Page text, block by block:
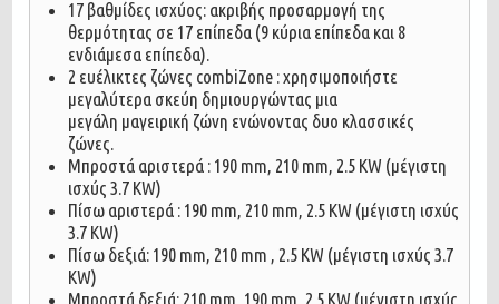
17 βαθμίδες ισχύος: ακριβής προσαρμογή της
θερμότητας σε 17 επίπεδα (9 κύρια επίπεδα και 8
ενδιάμεσα επίπεδα).
2 ευέλικτες ζώνες combiZone : χρησιμοποιήστε
μεγαλύτερα σκεύη δημιουργώντας μια
μεγάλη μαγειρική ζώνη ενώνοντας δυο κλασσικές
ζώνες.
Μπροστά αριστερά : 190 mm, 210 mm, 2.5 ΚW (μέγιστη
ισχύς 3.7 ΚW)
Πίσω αριστερά : 190 mm, 210 mm, 2.5 ΚW (μέγιστη ισχύς
3.7 ΚW)
Πίσω δεξιά: 190 mm, 210 mm , 2.5 ΚW (μέγιστη ισχύς 3.7
ΚW)
Μπροστά δεξιά: 210 mm, 190 mm, 2.5 ΚW (μέγιστη ισχύς